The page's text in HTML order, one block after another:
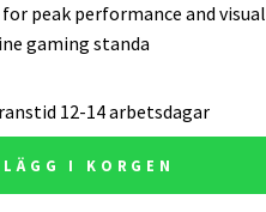
peak performance and visual
gaming standa
12-14 arbetsdagar
LÄGG I KORGEN